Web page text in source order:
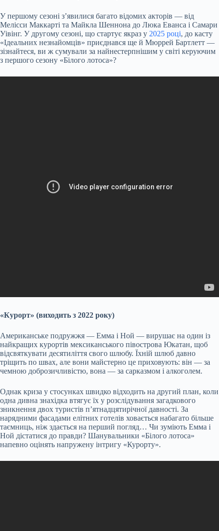
У першому сезоні з’явилися багато відомих акторів — від
Мелісси Маккарті та Майкла Шеннона до Люка Еванса і Самари
Уівінг. У другому сезоні, що стартує якраз у 2025 році, до касту
«Ідеальних незнайомців» приєднався ще й Мюррей Бартлетт —
зізнайтеся, ви ж сумували за найнестерпнішим у світі керуючим
з першого сезону «Білого лотоса»?
«Курорт» (виходить з 2022 року)
Американське подружжя — Емма і Ной — вирушає на один із
найкращих курортів мексиканського півострова Юкатан, щоб
відсвяткувати десятиліття свого шлюбу. Їхній шлюб давно
тріщить по швах, але вони майстерно це приховують: він — за
чемною доброзичливістю, вона — за сарказмом і алкоголем.
Однак криза у стосунках швидко відходить на другий план, коли
одна дивна знахідка втягує їх у розслідування загадкового
зникнення двох туристів п’ятнадцятирічної давності. За
нарядними фасадами елітних готелів ховається набагато більше
таємниць, ніж здається на перший погляд… Чи зуміють Емма і
Ной дістатися до правди? Шанувальники «Білого лотоса»
напевно оцінять напружену інтригу «Курорту».